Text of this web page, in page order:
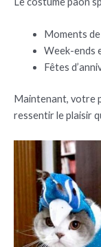
Moments
Week-ends
Fêtes
Maintenant, votre
ressentir le plaisir